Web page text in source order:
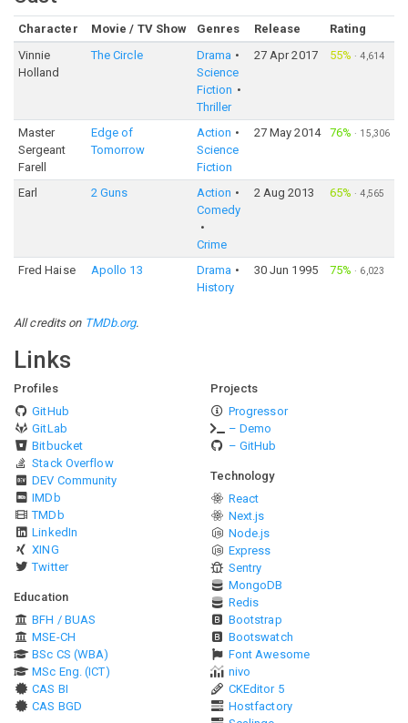
Character Movie / TV Show Genres Release
Rating
Vinnie
Holland
The Circle
Drama
Science
Fiction
Thriller
27 Apr 2017 55% ·4,614
Master
Sergeant
Farell
Edge of
Tomorrow
Action
Science
Fiction
27 May 2014 76% · 15,306
Earl 2 Guns
Action
Comedy
Crime
2 Aug 2013 65% ·4,565
Fred Haise Apollo 13
Drama
History
30 Jun 1995 75% · 6,023
All credits on TMDb.org.
Links
Profiles
GitHub
GitLab
Bitbucket
Stack Overflow
DEV Community
IMDb
TMDb
LinkedIn
XING
Twitter
Education
BFH / BUAS
MSE-CH
BSc CS (WBA)
MSc Eng. (ICT)
CAS BI
CAS BGD
Projects
Progressor
– Demo
– GitHub
Technology
React
Next.js
Node.js
Express
Sentry
MongoDB
Redis
Bootstrap
Bootswatch
Font Awesome
nivo
CKEditor 5
Hostfactory